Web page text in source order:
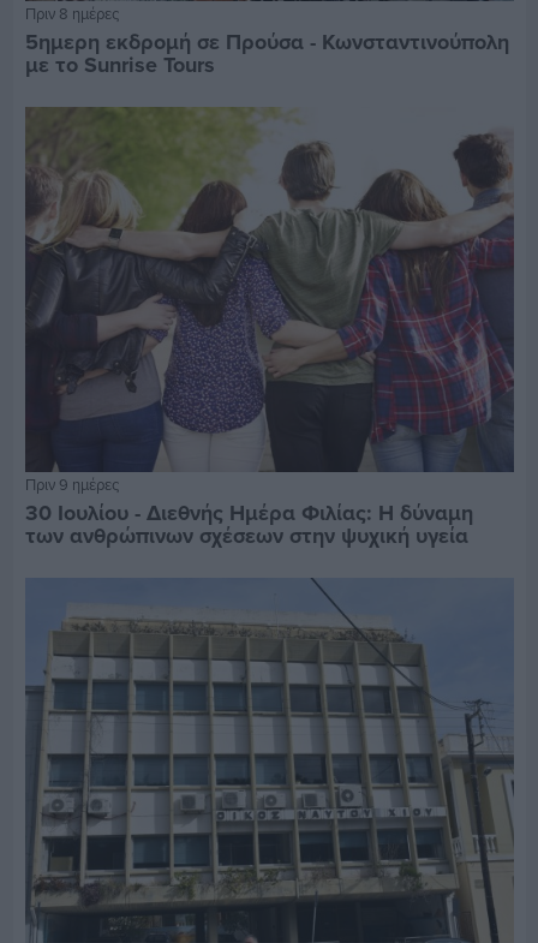
Πριν 8 ημέρες
5ημερη εκδρομή σε Προύσα - Κωνσταντινούπολη
με το Sunrise Tours
Πριν 9 ημέρες
30 Ιουλίου - Διεθνής Ημέρα Φιλίας: Η δύναμη
των ανθρώπινων σχέσεων στην ψυχική υγεία